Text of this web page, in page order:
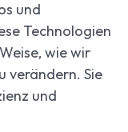
und
Technologien
wie wir
verändern. Sie
und